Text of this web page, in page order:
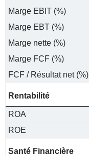
Marge EBIT (%)
Marge EBT (%)
Marge nette (%)
Marge FCF (%)
FCF / Résultat net (%)
Rentabilité
ROA
ROE
Santé Financière